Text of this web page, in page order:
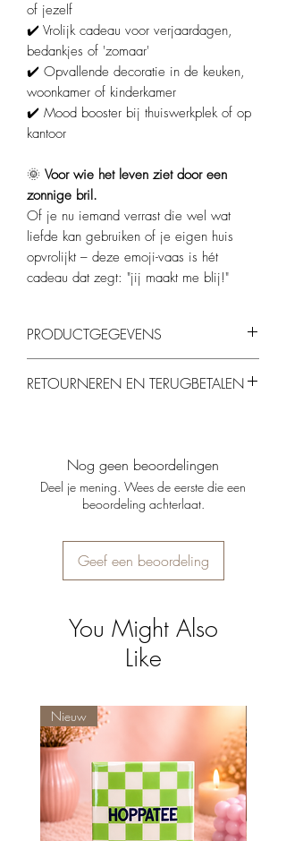
of jezelf
✔️ Vrolijk cadeau voor verjaardagen,
bedankjes of 'zomaar'
✔️ Opvallende decoratie in de keuken,
woonkamer of kinderkamer
✔️ Mood booster bij thuiswerkplek of op
kantoor
🌞 Voor wie het leven ziet door een
zonnige bril.
Of je nu iemand verrast die wel wat
liefde kan gebruiken of je eigen huis
opvrolijkt – deze emoji-vaas is hét
cadeau dat zegt: "jij maakt me blij!"
PRODUCTGEGEVENS
glimlach
RETOURNEREN EN TERUGBETALEN
originele verpakking zijn. Gepersonaliseerde
producten kunnen helaas niet worden
geretourneerd.
Nog geen beoordelingen
Deel je mening. Wees de eerste die een
beoordeling achterlaat.
Geef een beoordeling
You Might Also
Like
Nieuw